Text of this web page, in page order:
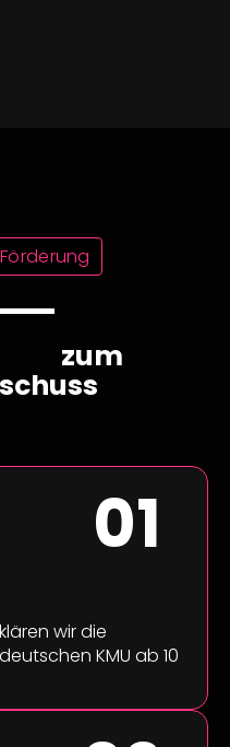
zum
01
wir die
KMU ab 10
vom
so
der